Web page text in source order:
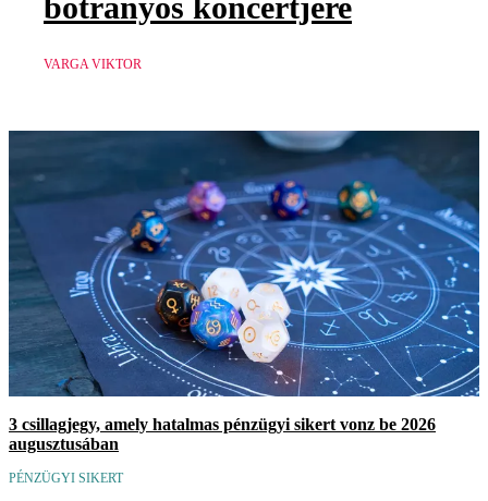
VARGA VIKTOR
3 csillagjegy, amely hatalmas pénzügyi sikert vonz be 2026
augusztusában
PÉNZÜGYI SIKERT